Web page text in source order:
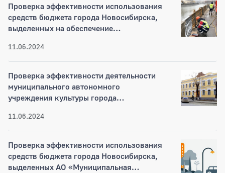
Проверка эффективности использования
средств бюджета города Новосибирска,
выделенных на обеспечение
учреждения города Новосибирска
«Гормост» за 2021–2022 годы
11.06.2024
Проверка эффективности деятельности
муниципального автономного
учреждения культуры города
2020-2022 годы
11.06.2024
Проверка эффективности использования
средств бюджета города Новосибирска,
выделенных АО «Муниципальная